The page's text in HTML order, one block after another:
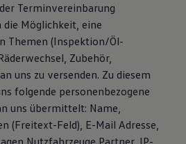
Terminvereinbarung
die Möglichkeit, eine
Themen (Inspektion/Öl-
Zubehör,
uns zu versenden. Zu diesem
folgende personenbezogene
uns übermittelt: Name,
(Freitext-Feld), E-Mail Adresse,
Nutzfahrzeuge Partner, IP-